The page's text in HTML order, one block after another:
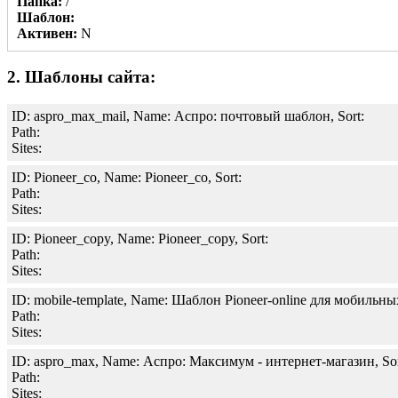
Шаблон:
Активен: N
2. Шаблоны сайта:
ID: aspro_max_mail, Name: Аспро: почтовый шаблон, Sort:
Path:
Sites:
ID: Pioneer_co, Name: Pioneer_co, Sort:
Path:
Sites:
ID: Pioneer_copy, Name: Pioneer_copy, Sort:
Path:
Sites:
ID: mobile-template, Name: Шаблон Pioneer-online для
Path:
Sites:
ID: aspro_max, Name: Аспро: Максимум - интернет-магазин,
Path:
Sites: